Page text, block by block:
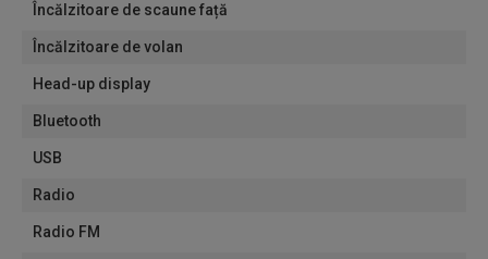
Încălzitoare de scaune față
Încălzitoare de volan
Head-up display
Bluetooth
USB
Radio
Radio FM